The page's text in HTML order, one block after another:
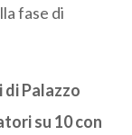
fase di
Palazzo
su 10 con